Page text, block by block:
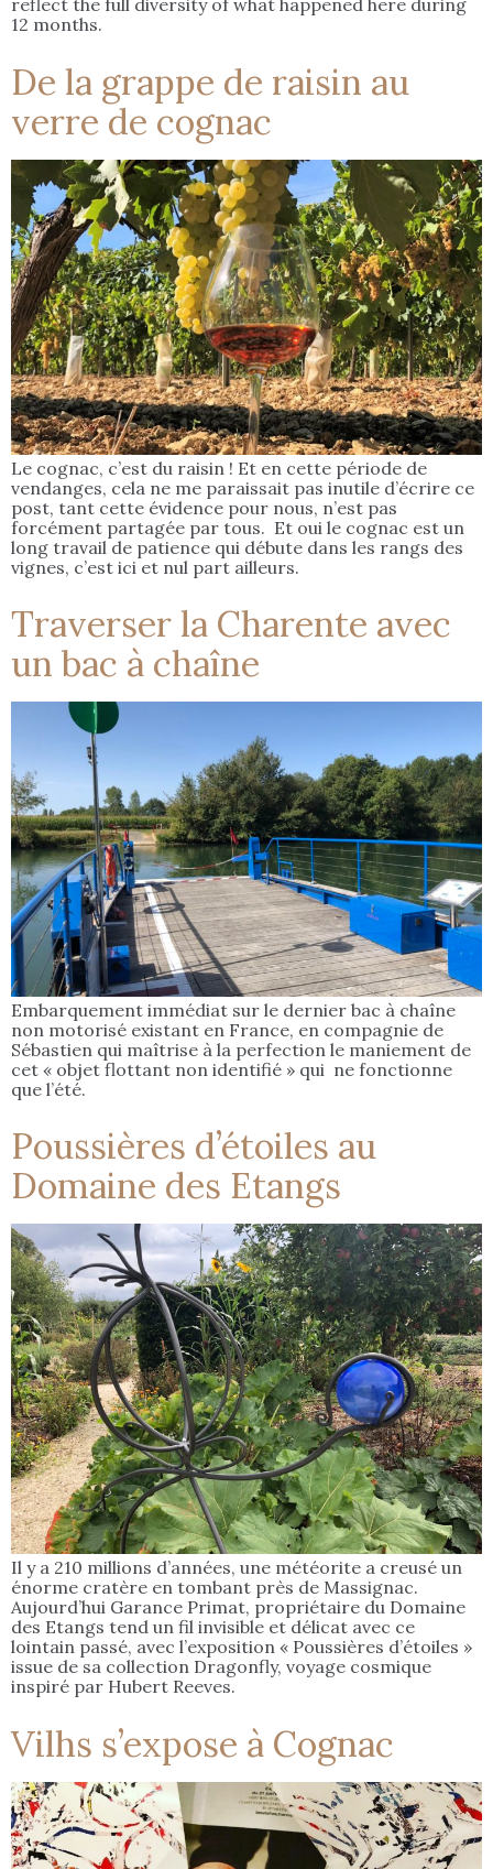
reflect the full diversity of what happened here during
12 months.
De la grappe de raisin au
verre de cognac
Le cognac, c’est du raisin ! Et en cette période de
vendanges, cela ne me paraissait pas inutile d’écrire ce
post, tant cette évidence pour nous, n’est pas
forcément partagée par tous. Et oui le cognac est un
long travail de patience qui débute dans les rangs des
vignes, c’est ici et nul part ailleurs.
Traverser la Charente avec
un bac à chaîne
Embarquement immédiat sur le dernier bac à chaîne
non motorisé existant en France, en compagnie de
Sébastien qui maîtrise à la perfection le maniement de
cet « objet flottant non identifié » qui ne fonctionne
que l’été.
Poussières d’étoiles au
Domaine des Etangs
Il y a 210 millions d’années, une météorite a creusé un
énorme cratère en tombant près de Massignac.
Aujourd’hui Garance Primat, propriétaire du Domaine
des Etangs tend un fil invisible et délicat avec ce
lointain passé, avec l’exposition « Poussières d’étoiles »
issue de sa collection Dragonfly, voyage cosmique
inspiré par Hubert Reeves.
Vilhs s’expose à Cognac